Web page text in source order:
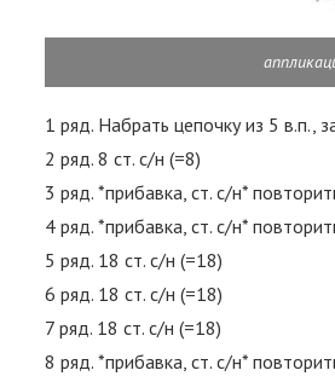
1 ряд. Набрать цепочку из 5 в.п.,
2 ряд. 8 ст. с/н (=8)
3 ряд. *прибавка, ст. с/н*
4 ряд. *прибавка, ст. с/н*
5 ряд. 18 ст. с/н (=18)
6 ряд. 18 ст. с/н (=18)
7 ряд. 18 ст. с/н (=18)
8 ряд. *прибавка, ст. с/н*